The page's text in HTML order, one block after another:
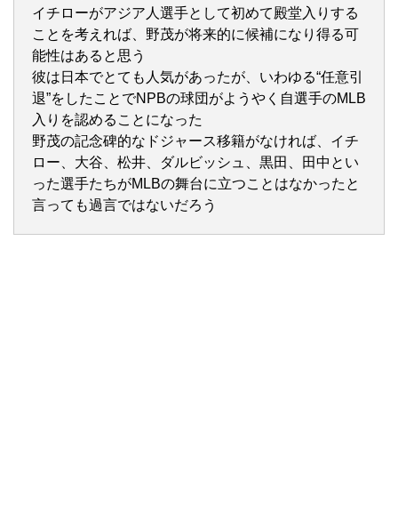
イチローがアジア人選手として初めて殿堂入りする
ことを考えれば、野茂が将来的に候補になり得る可
能性はあると思う
彼は日本でとても人気があったが、いわゆる“任意引
退”をしたことでNPBの球団がようやく自選手のMLB
入りを認めることになった
野茂の記念碑的なドジャース移籍がなければ、イチ
ロー、大谷、松井、ダルビッシュ、黒田、田中とい
った選手たちがMLBの舞台に立つことはなかったと
言っても過言ではないだろう